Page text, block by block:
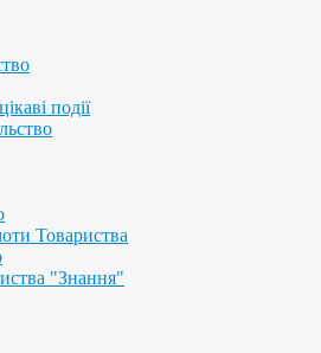
події
Товариства
"Знання"